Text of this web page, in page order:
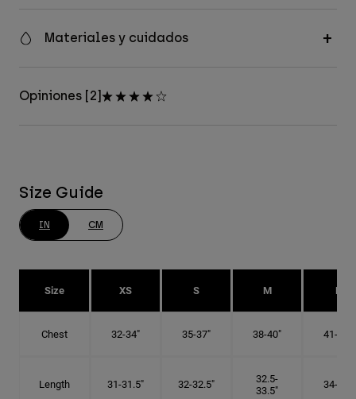
Materiales y cuidados
Opiniones [2]
Size Guide
IN CM
Size XS S M L
Chest 32-34" 35-37" 38-40" 41-43"
Length 31-31.5" 32-32.5"
32.5-
33.5"
34-35"